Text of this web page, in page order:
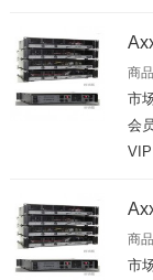
商
市
会
VIP
商
市